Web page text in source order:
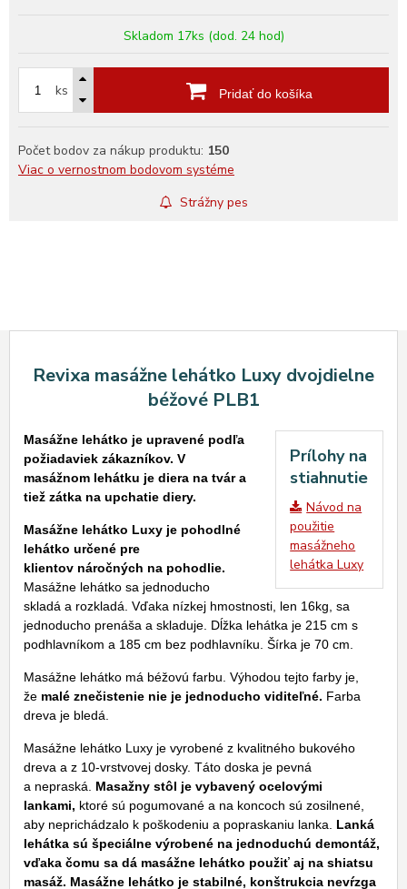
Skladom 17ks (dod. 24 hod)
ks Pridať do košíka
Počet bodov za nákup produktu: 150
Viac o vernostnom bodovom systéme
Strážny pes
Revixa masážne lehátko Luxy dvojdielne
béžové PLB1
Prílohy na
stiahnutie
Návod na
použitie
masážneho
lehátka Luxy
Masážne lehátko je upravené podľa
požiadaviek zákazníkov. V
masážnom lehátku je diera na tvár a
tiež zátka na upchatie diery.
Masážne lehátko Luxy je pohodlné
lehátko určené pre
klientov náročných na pohodlie.
Masážne lehátko sa jednoducho
skladá a rozkladá. Vďaka nízkej hmostnosti, len 16kg, sa
jednoducho prenáša a skladuje. Dĺžka lehátka je 215 cm s
podhlavníkom a 185 cm bez podhlavníku. Šírka je 70 cm.
Masážne lehátko má béžovú farbu. Výhodou tejto farby je,
že malé znečistenie nie je jednoducho viditeľné. Farba
dreva je bledá.
Masážne lehátko Luxy je vyrobené z kvalitného bukového
dreva a z 10-vrstvovej dosky. Táto doska je pevná
a nepraská. Masažny stôl je vybavený ocelovými
lankami, ktoré sú pogumované a na koncoch sú zosilnené,
aby neprichádzalo k poškodeniu a popraskaniu lanka. Lanká
lehátka sú špeciálne výrobené na jednoduchú demontáž,
vďaka čomu sa dá masážne lehátko použiť aj na shiatsu
masáž. Masážne lehátko je stabilné, konštrukcia nevŕzga